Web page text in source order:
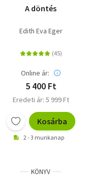
A döntés
Edith Eva Eger
Online ár:
5 400 Ft
Eredeti ár: 5 999 Ft
Kosárba
2 - 3 munkanap
KÖNYV